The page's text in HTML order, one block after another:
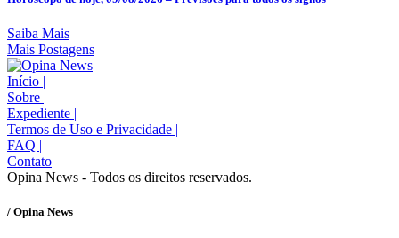
Saiba Mais
Mais Postagens
Início |
Sobre |
Expediente |
Termos de Uso e Privacidade |
FAQ |
Contato
Opina News - Todos os direitos reservados.
/ Opina News